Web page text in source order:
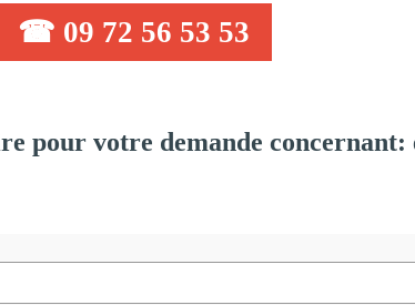
☎ 09 72 56 53 53
pour votre demande concernant: